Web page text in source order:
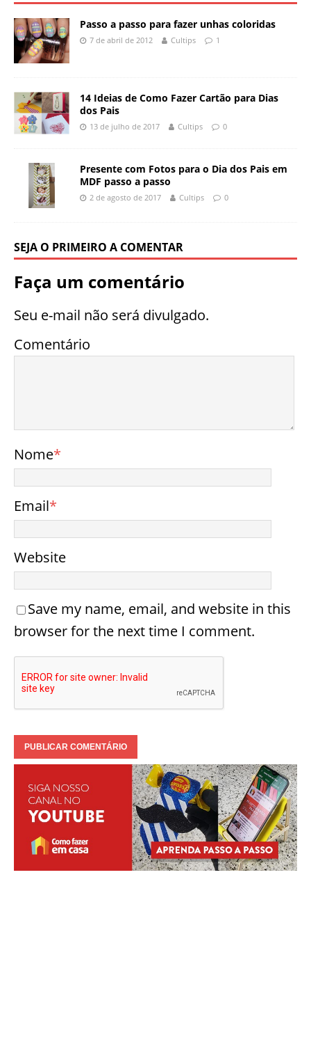
Passo a passo para fazer unhas coloridas
7 de abril de 2012 Cultips 1
14 Ideias de Como Fazer Cartão para Dias
dos Pais
13 de julho de 2017 Cultips 0
Presente com Fotos para o Dia dos Pais em
MDF passo a passo
2 de agosto de 2017 Cultips 0
SEJA O PRIMEIRO A COMENTAR
Faça um comentário
Seu e-mail não será divulgado.
Comentário
Nome*
Email*
Website
Save my name, email, and website in this
browser for the next time I comment.